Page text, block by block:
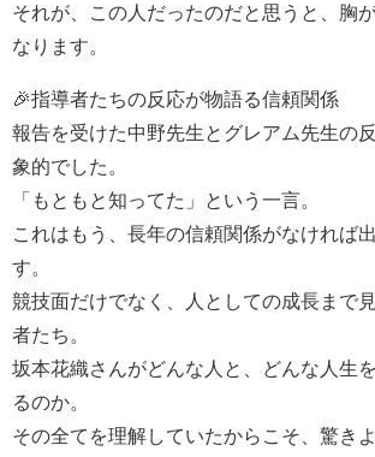
それが、この人だったのだと思うと、胸
なります。
🎉指導者たちの反応が物語る信頼関係
報告を受けた中野先生とグレアム先生の
象的でした。
「もともと知ってた」という一言。
これはもう、長年の信頼関係がなければ
す。
競技面だけでなく、人としての成長まで
者たち。
坂本花織さんがどんな人と、どんな人生
るのか。
その全てを理解していたからこそ、驚き